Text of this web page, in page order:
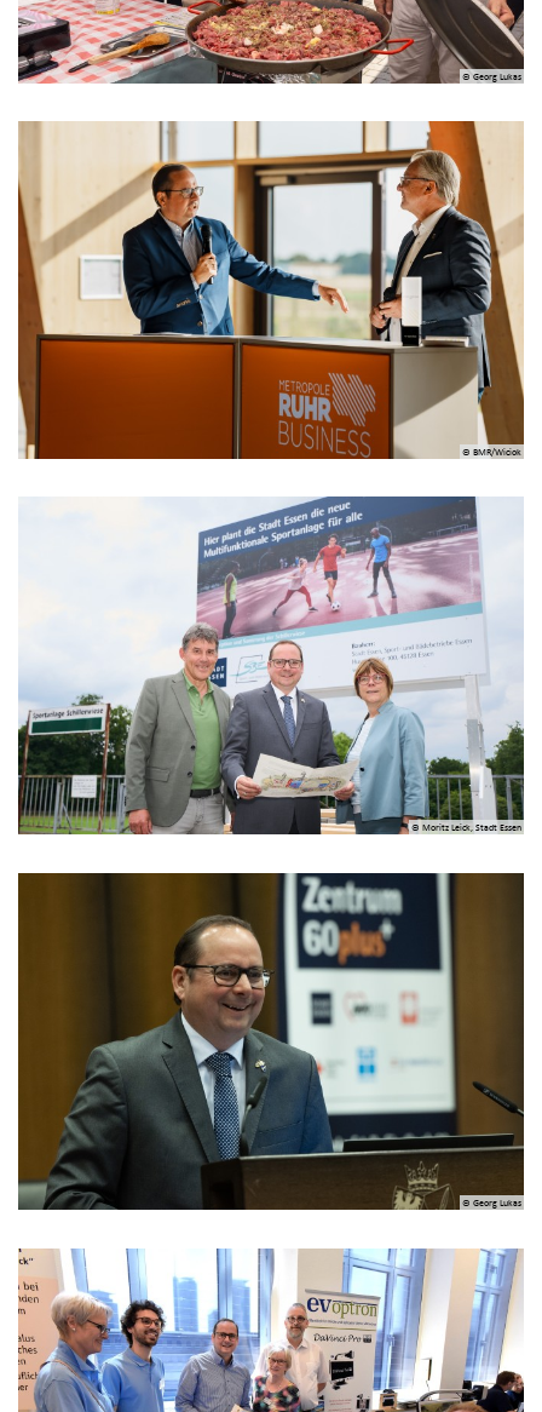
© Georg Lukas
© BMR/Wiciok
© Moritz Leick, Stadt Essen
© Georg Lukas